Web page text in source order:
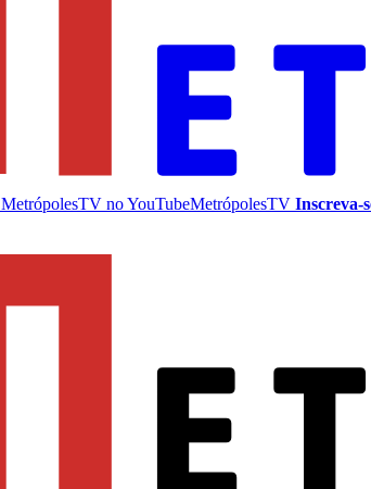
MetrópolesTV noYouTubeMetrópolesTV Inscreva-